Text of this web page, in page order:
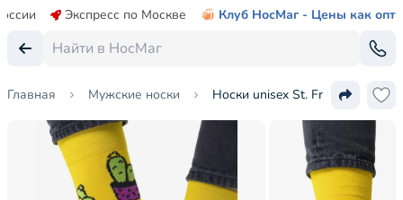
Экспресс по Москве Клуб НосМаг - Цены как опт
Главная Мужские носки Носки unisex St. Friday Socks